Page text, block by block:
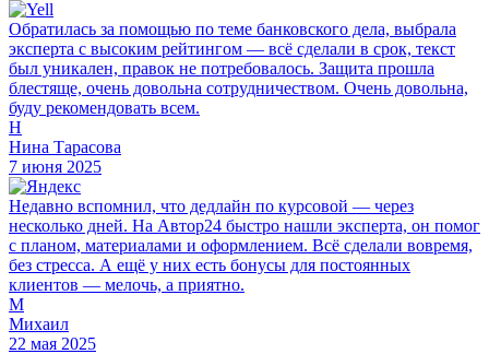
Обратилась за помощью по теме банковского дела, выбрала
эксперта с высоким рейтингом — всё сделали в срок, текст
был уникален, правок не потребовалось. Защита прошла
блестяще, очень довольна сотрудничеством. Очень довольна,
буду рекомендовать всем.
Н
Нина Тарасова
7 июня 2025
Недавно вспомнил, что дедлайн по курсовой — через
несколько дней. На Автор24 быстро нашли эксперта, он помог
с планом, материалами и оформлением. Всё сделали вовремя,
без стресса. А ещё у них есть бонусы для постоянных
клиентов — мелочь, а приятно.
М
Михаил
22 мая 2025